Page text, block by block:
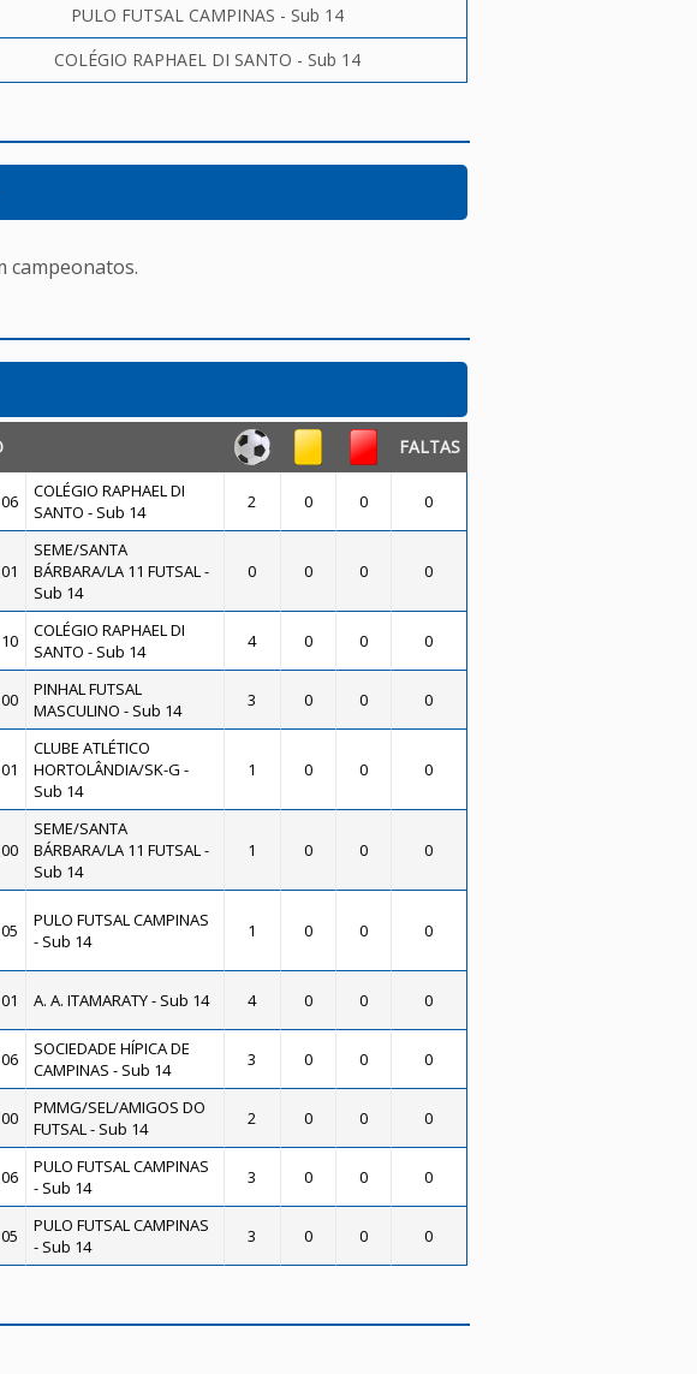
PULO FUTSAL CAMPINAS - Sub 14
COLÉGIO RAPHAEL DI SANTO - Sub 14
campeonatos.
FALTAS
06
COLÉGIO RAPHAEL DI
SANTO - Sub 14
2 0 0 0
01
SEME/SANTA
BÁRBARA/LA 11 FUTSAL -
Sub 14
0 0 0 0
10
COLÉGIO RAPHAEL DI
SANTO - Sub 14
4 0 0 0
00
PINHAL FUTSAL
MASCULINO - Sub 14
3 0 0 0
01
CLUBE ATLÉTICO
HORTOLÂNDIA/SK-G -
Sub 14
1 0 0 0
00
SEME/SANTA
BÁRBARA/LA 11 FUTSAL -
Sub 14
1 0 0 0
05
PULO FUTSAL CAMPINAS
- Sub 14
1 0 0 0
01 A. A. ITAMARATY - Sub 14 4 0 0 0
06
SOCIEDADE HÍPICA DE
CAMPINAS - Sub 14
3 0 0 0
00
PMMG/SEL/AMIGOS DO
FUTSAL - Sub 14
2 0 0 0
06
PULO FUTSAL CAMPINAS
- Sub 14
3 0 0 0
05
PULO FUTSAL CAMPINAS
- Sub 14
3 0 0 0